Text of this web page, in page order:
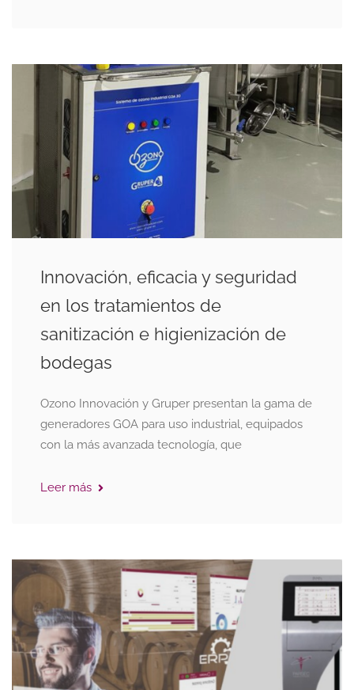
Innovación, eficacia y seguridad
en los tratamientos de
sanitización e higienización de
bodegas
Ozono Innovación y Gruper presentan la gama de
generadores GOA para uso industrial, equipados
con la más avanzada tecnología, que
Leer más